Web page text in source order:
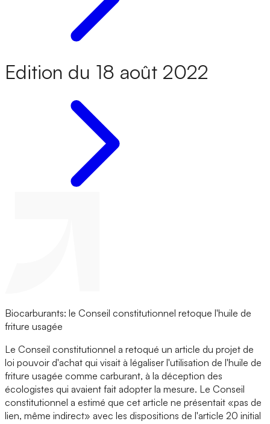
Edition du 18 août 2022
Biocarburants: le Conseil constitutionnel retoque l'huile de
friture usagée
Le Conseil constitutionnel a retoqué un article du projet de
loi pouvoir d'achat qui visait à légaliser l'utilisation de l'huile de
friture usagée comme carburant, à la déception des
écologistes qui avaient fait adopter la mesure. Le Conseil
constitutionnel a estimé que cet article ne présentait «pas de
lien, même indirect» avec les dispositions de l'article 20 initial